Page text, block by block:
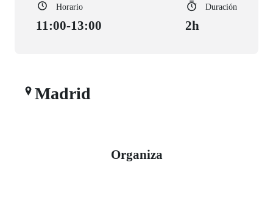
Horario
11:00-13:00
Duración
2h
Madrid
Organiza